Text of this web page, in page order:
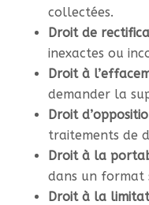
collectées.
Droit de
inexactes ou
Droit à
demander la
Droit
traitements de
Droit à la
dans un format
Droit à la